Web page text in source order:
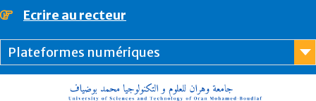
principal
Ecrire au recteur
Plateformes numériques